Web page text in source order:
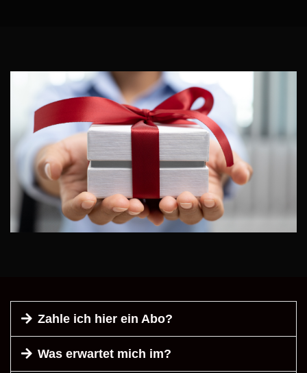
Zahle ich hier ein Abo?
Euro. Was erwartet mich im?